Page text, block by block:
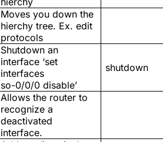
Moves you down the
hierchy tree. Ex. edit
protocols
Shutdown an
interface ‘set
interfaces
so-0/0/0 disable’
shutdown
Allows the router to
recognize a
deactivated
interface.